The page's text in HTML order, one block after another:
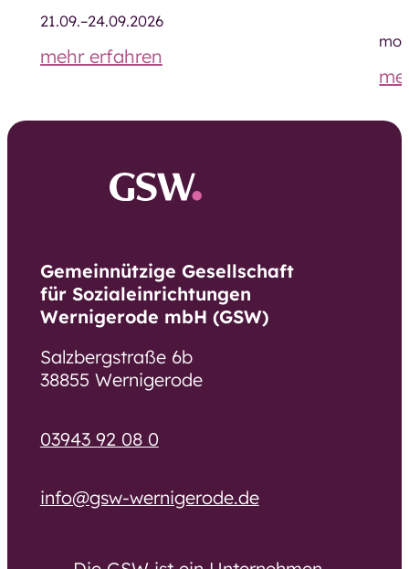
21.09.–24.09.2026
mehr erfahren
Gemeinnützige Gesellschaft
für Sozialeinrichtungen
Wernigerode mbH (GSW)
Salzbergstraße 6b
38855 Wernigerode
03943 92 08 0
info@gsw-wernigerode.de